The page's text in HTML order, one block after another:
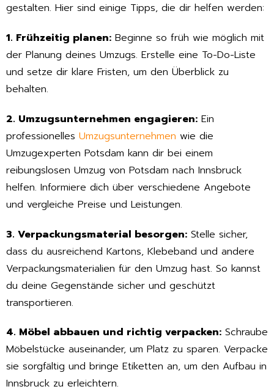
gestalten. Hier sind einige Tipps, die dir helfen werden:
1. Frühzeitig planen: Beginne so früh wie möglich mit
der Planung deines Umzugs. Erstelle eine To-Do-Liste
und setze dir klare Fristen, um den Überblick zu
behalten.
2. Umzugsunternehmen engagieren: Ein
professionelles Umzugsunternehmen wie die
Umzugexperten Potsdam kann dir bei einem
reibungslosen Umzug von Potsdam nach Innsbruck
helfen. Informiere dich über verschiedene Angebote
und vergleiche Preise und Leistungen.
3. Verpackungsmaterial besorgen: Stelle sicher,
dass du ausreichend Kartons, Klebeband und andere
Verpackungsmaterialien für den Umzug hast. So kannst
du deine Gegenstände sicher und geschützt
transportieren.
4. Möbel abbauen und richtig verpacken: Schraube
Möbelstücke auseinander, um Platz zu sparen. Verpacke
sie sorgfältig und bringe Etiketten an, um den Aufbau in
Innsbruck zu erleichtern.